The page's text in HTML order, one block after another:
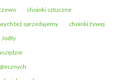
choinki sztuczne
też sprzedajemy
choinki żywej